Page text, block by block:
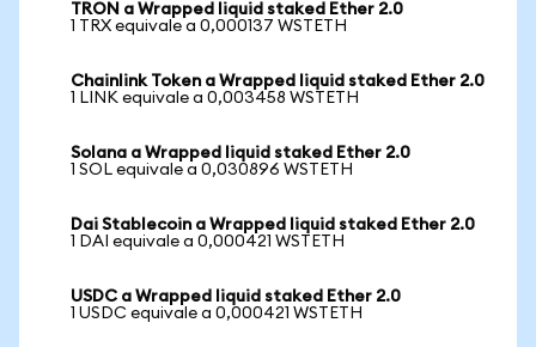
TRON a Wrapped liquid staked Ether 2.0
1 TRX equivale a 0,000137 WSTETH
Chainlink Token a Wrapped liquid staked Ether 2.0
1 LINK equivale a 0,003458 WSTETH
Solana a Wrapped liquid staked Ether 2.0
1 SOL equivale a 0,030896 WSTETH
Dai Stablecoin a Wrapped liquid staked Ether 2.0
1 DAI equivale a 0,000421 WSTETH
USDC a Wrapped liquid staked Ether 2.0
1 USDC equivale a 0,000421 WSTETH